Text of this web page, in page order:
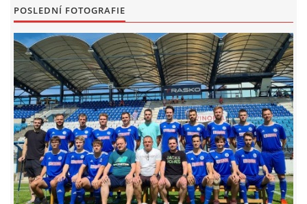
ARCHÍV
DOTACE
FKD, z.s.
Drnovice 704
68304 Drnovice
ičo 27005305
POSLEDNÍ FOTOGRAFIE